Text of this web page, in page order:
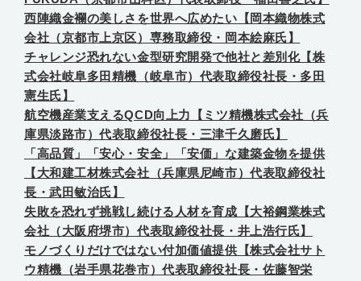
西陣織金襴の美しさを世界へ広めたい【岡本織物株式
会社（京都市上京区）専務取締役・岡本絵麻氏】
チャレンジ恐れない金型研究開発で他社と差別化【株
式会社岐阜多田精機（岐阜市）代表取締役社長・多田
憲生氏】
航空機産業支えるQCD向上力【ミツ精機株式会社（兵
庫県淡路市）代表取締役社長・三津千久磨氏】
「高品質」「安心・安全」「安価」な建築金物を提供
【大和建工材株式会社（兵庫県尼崎市）代表取締役社
長・武田敏治氏】
失敗を恐れず挑戦し続ける人材を育成【大裕鋼業株式
会社（大阪府堺市）代表取締役社長・井上浩行氏】
モノづくりだけではない付加価値提供【株式会社サト
ウ精機（岩手県花巻市）代表取締役社長・佐藤智栄